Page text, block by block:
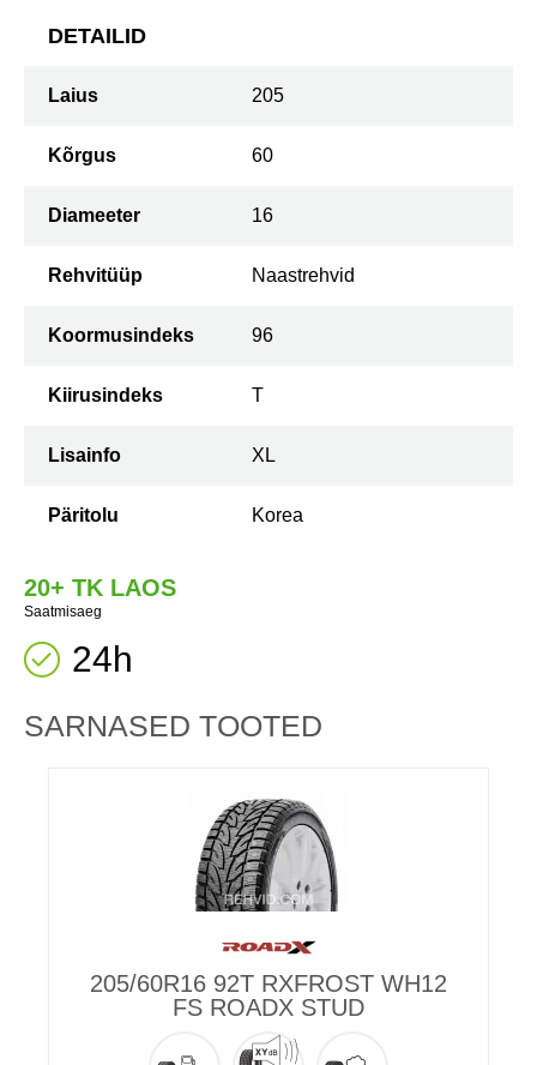
DETAILID
Laius 205
Kõrgus 60
Diameeter 16
Rehvitüüp Naastrehvid
Koormusindeks 96
Kiirusindeks T
Lisainfo XL
Päritolu Korea
20+ TK LAOS
Saatmisaeg
24h
SARNASED TOOTED
205/60R16 92T RXFROST WH12
FS ROADX STUD